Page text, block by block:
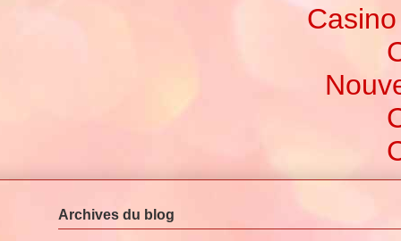
Archives du blog